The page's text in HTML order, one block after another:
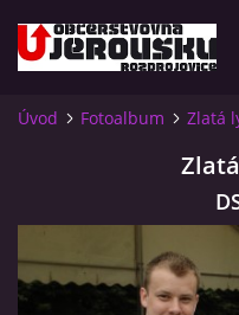
VIDLÁCKÝ VÍCEBOJ 2023 -
Úvod Fotoalbum Zlatá